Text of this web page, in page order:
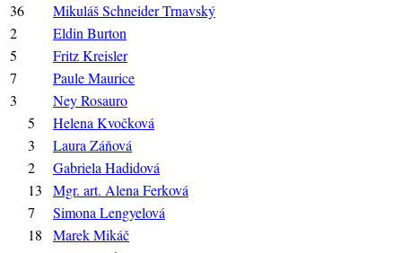
36
Mikuláš Schneider Trnavský
2
Eldin Burton
5
Fritz Kreisler
7
Paule Maurice
3
Ney Rosauro
5
Helena Kvočková
3
Laura Záňová
2
Gabriela Hadidová
13
Mgr. art. Alena Ferková
7
Simona Lengyelová
18
Marek Mikáč